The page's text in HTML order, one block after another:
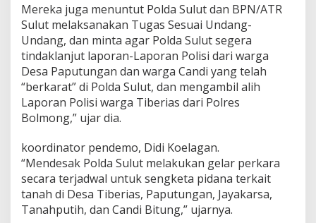
S
e
a
l
u
T
u
k
T
e
r
a
Mereka juga menuntut Polda Sulut dan BPN/ATR
Sulut melaksanakan Tugas Sesuai Undang-
Undang, dan minta agar Polda Sulut segera
tindaklanjut laporan-Laporan Polisi dari warga
Desa Paputungan dan warga Candi yang telah
“berkarat” di Polda Sulut, dan mengambil alih
Laporan Polisi warga Tiberias dari Polres
Bolmong,” ujar dia.
koordinator pendemo, Didi Koelagan.
“Mendesak Polda Sulut melakukan gelar perkara
secara terjadwal untuk sengketa pidana terkait
tanah di Desa Tiberias, Paputungan, Jayakarsa,
Tanahputih, dan Candi Bitung,” ujarnya.